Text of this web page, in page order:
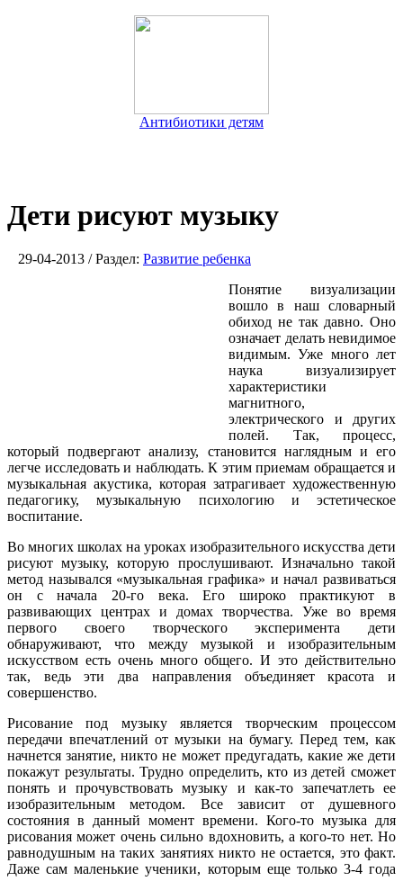
Антибиотики детям
Дети рисуют музыку
29-04-2013 / Раздел: Развитие ребенка
Понятие визуализации
вошло в наш словарный
обиход не так давно. Оно
означает делать невидимое
видимым. Уже много лет
наука визуализирует
характеристики
магнитного,
электрического и других
полей. Так, процесс,
который подвергают анализу, становится наглядным и его
легче исследовать и наблюдать. К этим приемам обращается и
музыкальная акустика, которая затрагивает художественную
педагогику, музыкальную психологию и эстетическое
воспитание.
Во многих школах на уроках изобразительного искусства дети
рисуют музыку, которую прослушивают. Изначально такой
метод назывался «музыкальная графика» и начал развиваться
он с начала 20-го века. Его широко практикуют в
развивающих центрах и домах творчества. Уже во время
первого своего творческого эксперимента дети
обнаруживают, что между музыкой и изобразительным
искусством есть очень много общего. И это действительно
так, ведь эти два направления объединяет красота и
совершенство.
Рисование под музыку является творческим процессом
передачи впечатлений от музыки на бумагу. Перед тем, как
начнется занятие, никто не может предугадать, какие же дети
покажут результаты. Трудно определить, кто из детей сможет
понять и прочувствовать музыку и как-то запечатлеть ее
изобразительным методом. Все зависит от душевного
состояния в данный момент времени. Кого-то музыка для
рисования может очень сильно вдохновить, а кого-то нет. Но
равнодушным на таких занятиях никто не остается, это факт.
Даже сам маленькие ученики, которым еще только 3-4 года